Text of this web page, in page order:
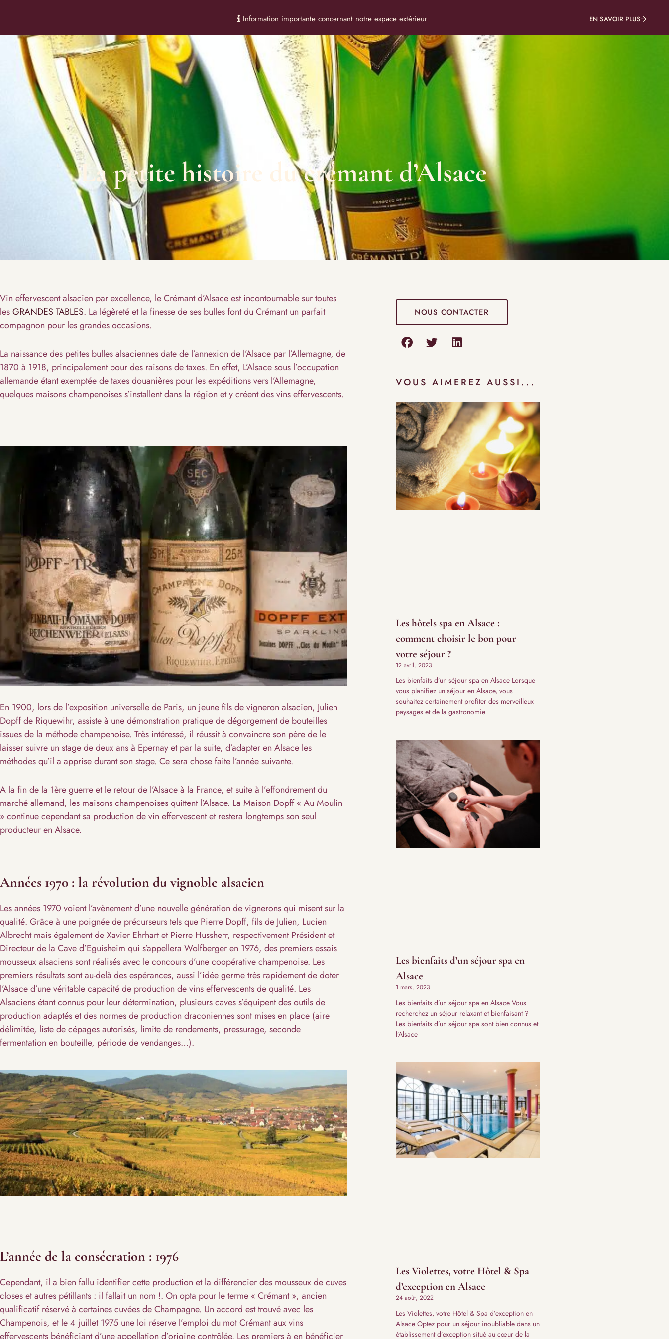
Information importante concernant notre espace extérieur EN SAVOIR PLUS
RÉSERVATION SPA COFFRETS CADEAUX
La petite histoire du crémant d’Alsace
Vin effervescent alsacien par excellence, le Crémant d’Alsace est incontournable sur toutes
lesGRANDES TABLES. La légèreté et la finesse de ses bulles font du Crémant un parfait
compagnon pour les grandes occasions.
La naissance des petites bulles alsaciennes date de l’annexion de l’Alsace par l’Allemagne, de
1870 à 1918, principalement pour des raisons de taxes. En effet, L’Alsace sous l’occupation
allemande étant exemptée de taxes douanières pour les expéditions vers l’Allemagne,
quelques maisons champenoises s’installent dans la région et y créent des vins effervescents.
En 1900, lors de l’exposition universelle de Paris, un jeune fils de vigneron alsacien, Julien
Dopff de Riquewihr, assiste à une démonstration pratique de dégorgement de bouteilles
issues de la méthode champenoise. Très intéressé, il réussit à convaincre son père de le
laisser suivre un stage de deux ans à Epernay et par la suite, d’adapter en Alsace les
méthodes qu’il a apprise durant son stage. Ce sera chose faite l’année suivante.
A la fin de la 1ère guerre et le retour de l’Alsace à la France, et suite à l’effondrement du
marché allemand, les maisons champenoises quittent l’Alsace. La Maison Dopff « Au Moulin
» continue cependant sa production de vin effervescent et restera longtemps son seul
producteur en Alsace.
Années 1970 : la révolution du vignoble alsacien
Les années 1970 voient l’avènement d’une nouvelle génération de vignerons qui misent sur la
qualité. Grâce à une poignée de précurseurs tels que Pierre Dopff, fils de Julien, Lucien
Albrecht mais également de Xavier Ehrhart et Pierre Hussherr, respectivement Président et
Directeur de la Cave d’Eguisheim qui s’appellera Wolfberger en 1976, des premiers essais
mousseux alsaciens sont réalisés avec le concours d’une coopérative champenoise. Les
premiers résultats sont au-delà des espérances, aussi l’idée germe très rapidement de doter
l’Alsace d’une véritable capacité de production de vins effervescents de qualité. Les
Alsaciens étant connus pour leur détermination, plusieurs caves s’équipent des outils de
production adaptés et des normes de production draconiennes sont mises en place (aire
délimitée, liste de cépages autorisés, limite de rendements, pressurage, seconde
fermentation en bouteille, période de vendanges…).
L’année de la consécration : 1976
Cependant, il a bien fallu identifier cette production et la différencier des mousseux de cuves
closes et autres pétillants : il fallait un nom !. On opta pour le terme « Crémant », ancien
qualificatif réservé à certaines cuvées de Champagne. Un accord est trouvé avec les
Champenois, et le 4 juillet 1975 une loi réserve l’emploi du mot Crémant aux vins
effervescents bénéficiant d’une appellation d’origine contrôlée. Les premiers à en bénéficier
NOUS CONTACTER
VOUS AIMEREZ AUSSI...
Les hôtels spa en Alsace :
comment choisir le bon pour
votre séjour ?
12 avril, 2023
Les bienfaits d’un séjour spa en Alsace Lorsque
vous planifiez un séjour en Alsace, vous
souhaitez certainement profiter des merveilleux
paysages et de la gastronomie
Les bienfaits d’un séjour spa en
Alsace​
1 mars, 2023
Les bienfaits d’un séjour spa en Alsace Vous
recherchez un séjour relaxant et bienfaisant ?
Les bienfaits d’un séjour spa sont bien connus et
l’Alsace
Les Violettes, votre Hôtel & Spa
d’exception en Alsace
24 août, 2022
Les Violettes, votre Hôtel & Spa d’exception en
Alsace Optez pour un séjour inoubliable dans un
établissement d’exception situé au cœur de la